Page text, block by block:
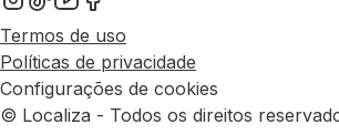
Termos de uso
Políticas de privacidade
Configurações de cookies
© Localiza - Todos os direitos